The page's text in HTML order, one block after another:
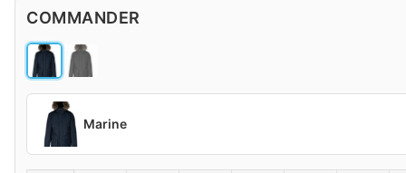
COMMANDER
Marine